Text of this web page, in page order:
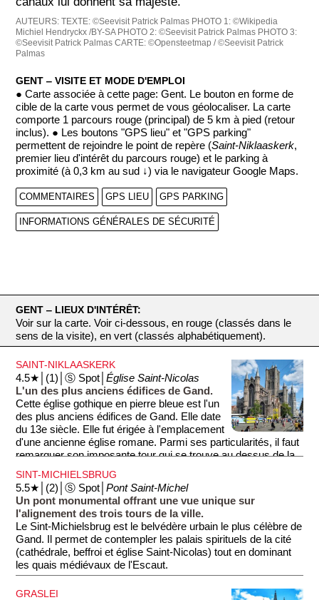
AUTEURS:TEXTE: ©Seevisit Patrick Palmas PHOTO 1: ©Wikipedia
Michiel Hendryckx /BY-SA PHOTO 2: ©Seevisit Patrick Palmas PHOTO 3:
©Seevisit Patrick Palmas CARTE: ©Opensteetmap / ©Seevisit Patrick
Palmas
GENT ‒ VISITE ET MODE D'EMPLOI
● Carte associée à cette page: Gent. Le bouton en forme de
cible de la carte vous permet de vous géolocaliser. La carte
comporte 1 parcours rouge (principal) de 5 km à pied (retour
inclus). ● Les boutons "GPS lieu" et "GPS parking"
permettent de rejoindre le point de repère (Saint-Niklaaskerk,
premier lieu d'intérêt du parcours rouge) et le parking à
proximité (à 0,3 km au sud ↓) via le navigateur Google Maps.
COMMENTAIRES GPS LIEU GPS PARKING
INFORMATIONS GÉNÉRALES DE SÉCURITÉ
GENT ‒ LIEUX D'INTÉRÊT:
Voir sur la carte. Voir ci-dessous, en rouge (classés dans le
sens de la visite), en vert (classés alphabétiquement).
SAINT-NIKLAASKERK
4.5★│(1)│Ⓢ Spot│Église Saint-Nicolas
L'un des plus anciens édifices de Gand.
Cette église gothique en pierre bleue est l'un
des plus anciens édifices de Gand. Elle date
du 13e siècle. Elle fut érigée à l'emplacement
d'une ancienne église romane. Parmi ses particularités, il faut
remarquer son imposante tour qui se trouve au dessus de la
guetteurs en pierre. Lors des Guerres de Religion du 16e
siècle, l'intérieur fut entièrement détruit et reconstruit dans un
style baroque. Voir également ''Guerres de Religion'' ci-
dessous.
SINT-MICHIELSBRUG
5.5★│(2)│Ⓢ Spot│Pont Saint-Michel
Un pont monumental offrant une vue unique sur
l'alignement des trois tours de la ville.
Le Sint-Michielsbrug est le belvédère urbain le plus célèbre de
Gand. Il permet de contempler les palais spirituels de la cité
(cathédrale, beffroi et église Saint-Nicolas) tout en dominant
les quais médiévaux de l'Escaut.
GRASLEI